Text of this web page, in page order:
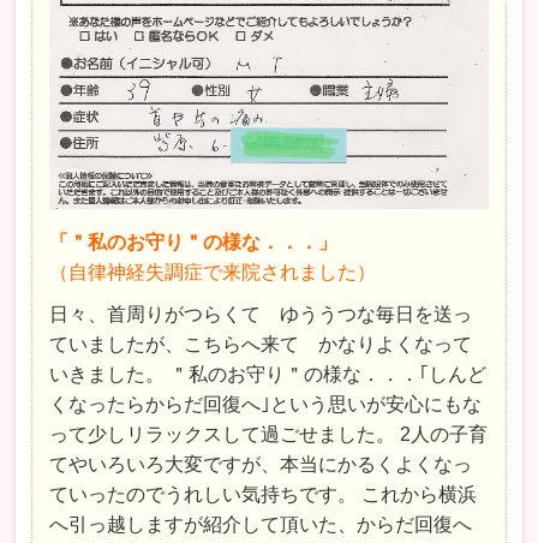
「＂私のお守り＂の様な．．．」
（自律神経失調症で来院されました）
日々、首周りがつらくて ゆううつな毎日を送っ
ていましたが、こちらへ来て かなりよくなって
いきました。 ＂私のお守り＂の様な．．．｢しんど
くなったらからだ回復へ｣という思いが安心にもな
って少しリラックスして過ごせました。 2人の子育
てやいろいろ大変ですが、本当にかるくよくなっ
ていったのでうれしい気持ちです。 これから横浜
へ引っ越しますが紹介して頂いた、からだ回復へ